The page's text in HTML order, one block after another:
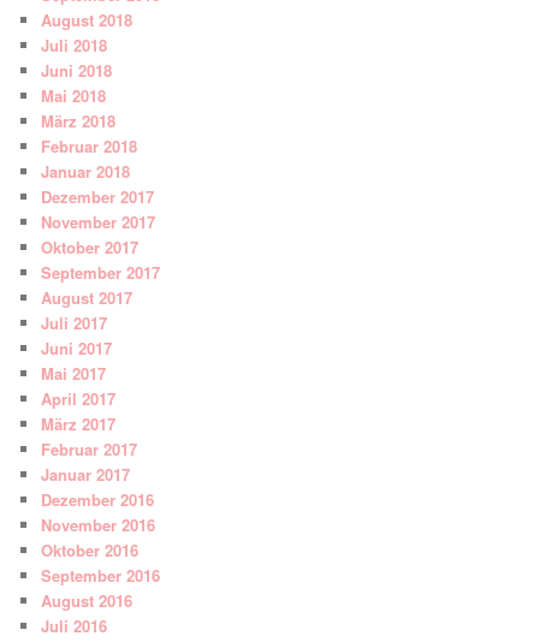
August 2018
Juli 2018
Juni 2018
Mai 2018
März 2018
Februar 2018
Januar 2018
Dezember 2017
November 2017
Oktober 2017
September 2017
August 2017
Juli 2017
Juni 2017
Mai 2017
April 2017
März 2017
Februar 2017
Januar 2017
Dezember 2016
November 2016
Oktober 2016
September 2016
August 2016
Juli 2016